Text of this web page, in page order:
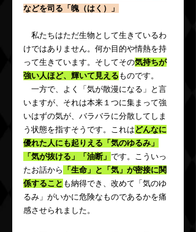
などを司る「魄（はく）」
私たちはただ生物として生きているわ
けではありません。何か目的や情熱を持
って生きています。そしてその気持ちが
強い人ほど、輝いて見える ものです。
一方で、よく「気が散漫になる」と言
いますが、それは本来１つに集まって強
いはずの気が、バラバラに分散してしま
う状態を指すそうです。これは どんなに
優れた人にも起りえる「気のゆるみ」
「気が抜ける」「油断」 です。こういっ
たお話から 「生命」と「気」が密接に関
係すること も納得でき、改めて「気のゆ
るみ」がいかに危険なものであるかを痛
感させられました。